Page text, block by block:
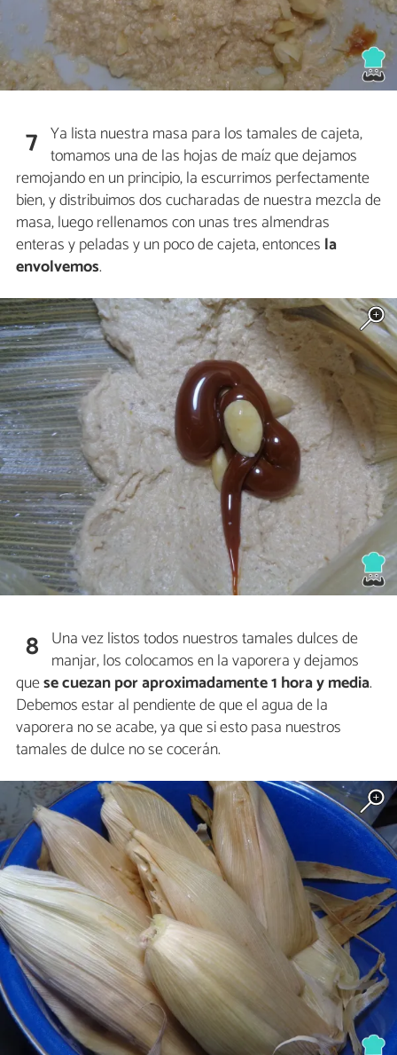
7 Ya lista nuestra masa para los tamales de cajeta,
tomamos una de las hojas de maíz que dejamos
remojando en un principio, la escurrimos perfectamente
bien, y distribuimos dos cucharadas de nuestra mezcla de
masa, luego rellenamos con unas tres almendras
enteras y peladas y un poco de cajeta, entonces la
envolvemos.
8 Una vez listos todos nuestros tamales dulces de
manjar, los colocamos en la vaporera y dejamos
quese cuezan por aproximadamente 1 hora y media.
Debemos estar al pendiente de que el agua de la
vaporera no se acabe, ya que si esto pasa nuestros
tamales de dulce no se cocerán.